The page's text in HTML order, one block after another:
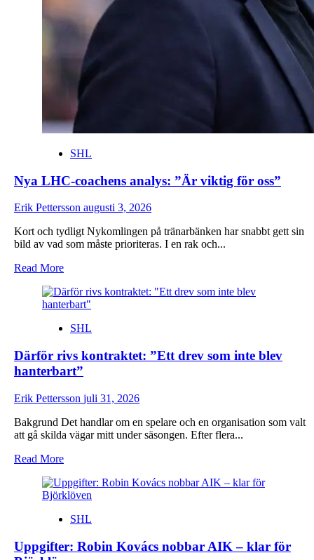
SHL
Nya LHC-coachens analys: ”Är viktig för oss”
Erik Pettersson augusti 3, 2026
Kort och tydligt Nykomlingen på tränarbänken har snabbt gett sin
bild av vad som måste prioriteras. I en rak och...
Read MoreRead
about
Nya
coachens
”Är
viktig
för
SHL
Därför rivs kontraktet: ”Ett drev som inte blev
hanterbart”
Erik Pettersson juli 31, 2026
Bakgrund Det handlar om en spelare och en organisation som valt
att gå skilda vägar mitt under säsongen. Efter flera...
Read MoreRead
about
Därför
kontraktet:
drev
SHL
Uppgifter: Robin Kovács nobbar AIK – klar för